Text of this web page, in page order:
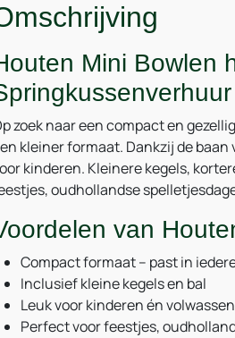
Mini Bowlen
zoek naar een compact en
kleiner formaat. Dankzij de
kinderen. Kleinere kegels,
oudhollandse
van
Compact formaat – past in
Inclusief kleine kegels en bal
Leuk voor kinderen én
Perfect voor feestjes,